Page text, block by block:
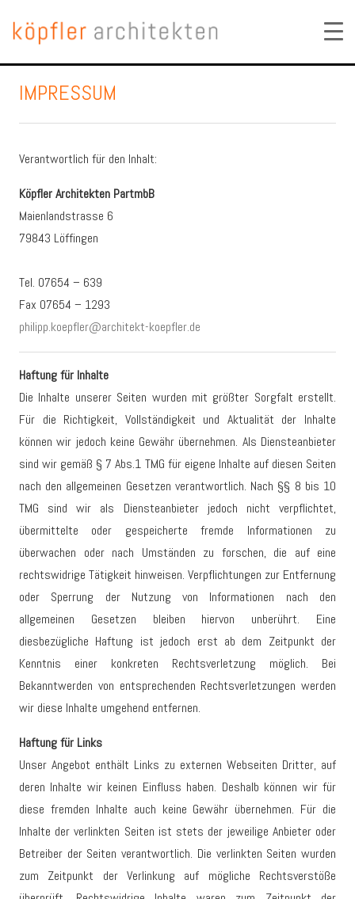
IMPRESSUM
Verantwortlich für den Inhalt:
Köpfler Architekten PartmbB
Maienlandstrasse 6
79843 Löffingen
Tel. 07654 – 639
Fax 07654 – 1293
philipp.koepfler@architekt-koepfler.de
Haftung für Inhalte
Die Inhalte unserer Seiten wurden mit größter Sorgfalt erstellt.
Für die Richtigkeit, Vollständigkeit und Aktualität der Inhalte
können wir jedoch keine Gewähr übernehmen. Als Diensteanbieter
sind wir gemäß § 7 Abs.1 TMG für eigene Inhalte auf diesen Seiten
nach den allgemeinen Gesetzen verantwortlich. Nach §§ 8 bis 10
TMG sind wir als Diensteanbieter jedoch nicht verpflichtet,
übermittelte oder gespeicherte fremde Informationen zu
überwachen oder nach Umständen zu forschen, die auf eine
rechtswidrige Tätigkeit hinweisen. Verpflichtungen zur Entfernung
oder Sperrung der Nutzung von Informationen nach den
allgemeinen Gesetzen bleiben hiervon unberührt. Eine
diesbezügliche Haftung ist jedoch erst ab dem Zeitpunkt der
Kenntnis einer konkreten Rechtsverletzung möglich. Bei
Bekanntwerden von entsprechenden Rechtsverletzungen werden
wir diese Inhalte umgehend entfernen.
Haftung für Links
Unser Angebot enthält Links zu externen Webseiten Dritter, auf
deren Inhalte wir keinen Einfluss haben. Deshalb können wir für
diese fremden Inhalte auch keine Gewähr übernehmen. Für die
Inhalte der verlinkten Seiten ist stets der jeweilige Anbieter oder
Betreiber der Seiten verantwortlich. Die verlinkten Seiten wurden
zum Zeitpunkt der Verlinkung auf mögliche Rechtsverstöße